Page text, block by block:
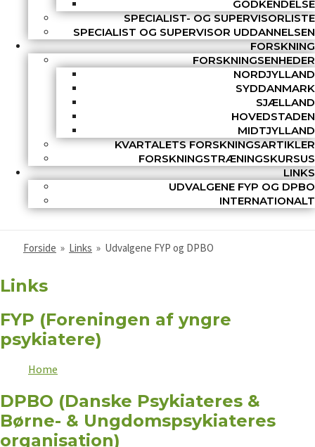
GODKENDELSE
SPECIALIST- OG SUPERVISORLISTE
SPECIALIST OG SUPERVISOR UDDANNELSEN
FORSKNING
FORSKNINGSENHEDER
NORDJYLLAND
SYDDANMARK
SJÆLLAND
HOVEDSTADEN
MIDTJYLLAND
KVARTALETS FORSKNINGSARTIKLER
FORSKNINGSTRÆNINGSKURSUS
LINKS
UDVALGENE FYP OG DPBO
INTERNATIONALT
Forside » Links » Udvalgene FYP og DPBO
Links
FYP (Foreningen af yngre
psykiatere)
Home
DPBO (Danske Psykiateres &
Børne- & Ungdomspsykiateres
organisation)